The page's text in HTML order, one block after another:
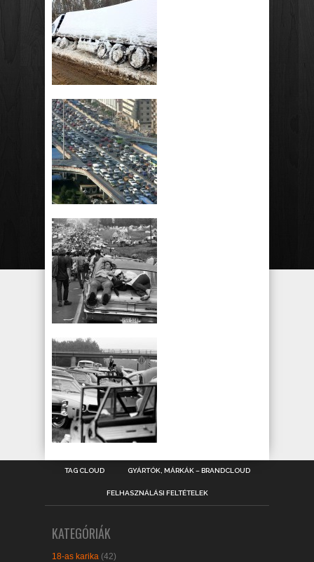
TAG CLOUD GYÁRTÓK, MÁRKÁK – BRANDCLOUD
FELHASZNÁLÁSI FELTÉTELEK
KATEGÓRIÁK
18-as karika (42)